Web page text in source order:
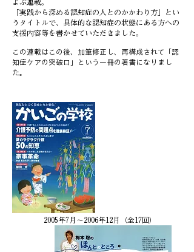
よぶ連載。
​「実践から深める認知症の人とのかかわり方」とい
うタイトルで、具体的な認知症の状態にある方への
支援内容等を書かせていただきました。
この連載はこの後、加筆修正し、再構成されて「認
知症ケアの突破口」という一冊の著書になりまし
た。
2005年7月～2006年12月（全17回）